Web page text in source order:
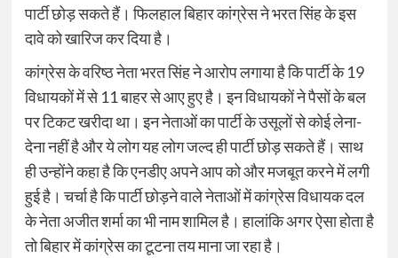
पार्टी छोड़ सकते हैं। फिलहाल बिहार कांग्रेस ने भरत सिंह के इस
दावे को खारिज कर दिया है।
कांग्रेस के वरिष्ठ नेता भरत सिंह ने आरोप लगाया है कि पार्टी के 19
विधायकों में से 11 बाहर से आए हुए है। इन विधायकों ने पैसों के बल
पर टिकट खरीदा था। इन नेताओं का पार्टी के उसूलों से कोई लेना-
देना नहीं है और ये लोग यह लोग जल्द ही पार्टी छोड़ सकते हैं। साथ
ही उन्होंने कहा है कि एनडीए अपने आप को और मजबूत करने में लगी
हुई है। चर्चा है कि पार्टी छोड़ने वाले नेताओं में कांग्रेस विधायक दल
के नेता अजीत शर्मा का भी नाम शामिल है। हालांकि अगर ऐसा होता है
तो बिहार में कांग्रेस का टूटना तय माना जा रहा है।